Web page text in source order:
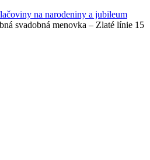
na narodeniny a jubileum
svadobná menovka – Zlaté línie 15